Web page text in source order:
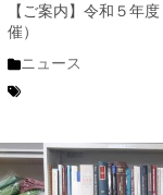
【ご案内】令和５年
催）
ニュース